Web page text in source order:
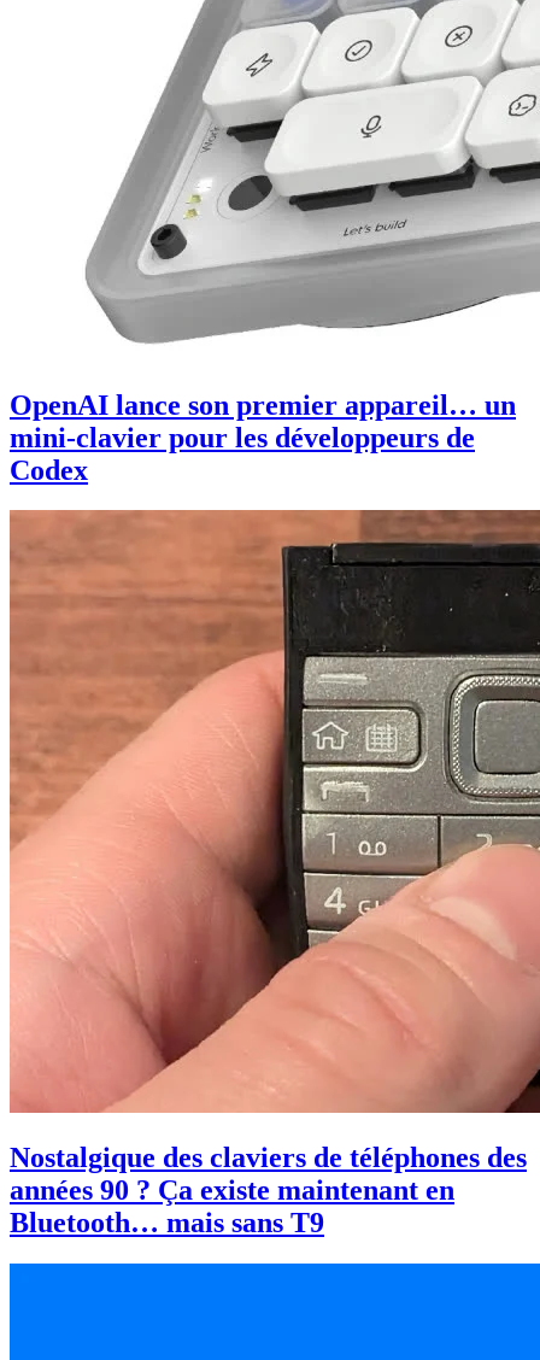
OpenAI lance son premier appareil… un
mini-clavier pour les développeurs de
Codex
Nostalgique des claviers de téléphones des
années 90 ? Ça existe maintenant en
Bluetooth… mais sans T9